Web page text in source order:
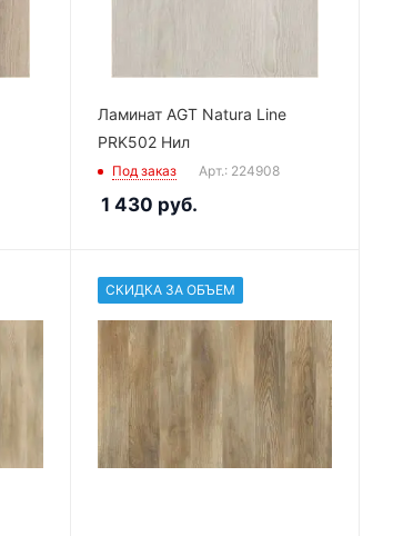
Ламинат AGT Natura Line
PRK502 Нил
Под заказ Арт.: 224908
1 430 руб.
СКИДКА ЗА ОБЪЕМ